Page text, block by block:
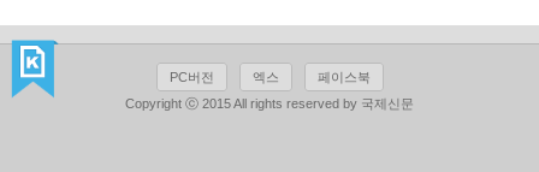
PC버전 엑스
페이스북
Copyright ⓒ 2015 All rights reserved by 국제신문